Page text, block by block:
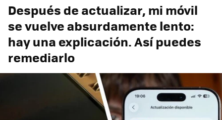
Después de actualizar, mi móvil
se vuelve absurdamente lento:
hay una explicación. Así puedes
remediarlo